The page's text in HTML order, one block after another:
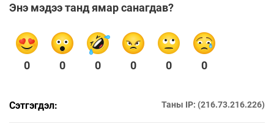
Энэ мэдээ танд ямар санагдав?
0 0 0 0 0 0
Сэтгэгдэл: Таны IP: (216.73.216.226)